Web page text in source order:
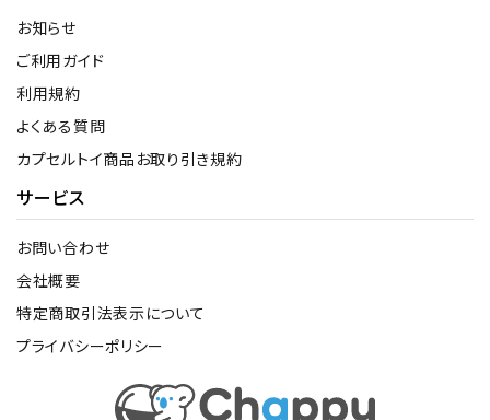
お知らせ
ご利用ガイド
利用規約
よくある質問
カプセルトイ商品お取り引き規約
サービス
お問い合わせ
会社概要
特定商取引法表示について
プライバシーポリシー